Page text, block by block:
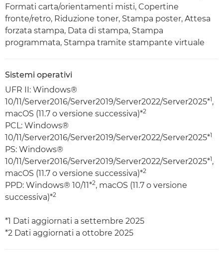
Formati carta/orientamenti misti, Copertine
fronte/retro, Riduzione toner, Stampa poster, Attesa
forzata stampa, Data di stampa, Stampa
programmata, Stampa tramite stampante virtuale
Sistemi operativi
UFR II: Windows®
10/11/Server2016/Server2019/Server2022/Server2025*1,
macOS (11.7 o versione successiva)*2
PCL: Windows®
10/11/Server2016/Server2019/Server2022/Server2025*1
PS: Windows®
10/11/Server2016/Server2019/Server2022/Server2025*1,
macOS (11.7 o versione successiva)*2
PPD: Windows® 10/11*2, macOS (11.7 o versione
successiva)*2
*1 Dati aggiornati a settembre 2025
*2 Dati aggiornati a ottobre 2025